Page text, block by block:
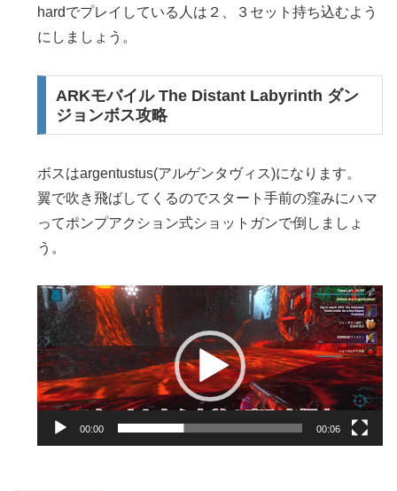
hardでプレイしている人は２、３セット持ち込むよう
にしましょう。
ARKモバイル The Distant Labyrinth ダン
ジョンボス攻略
ボスはargentustus(アルゲンタヴィス)になります。
翼で吹き飛ばしてくるのでスタート手前の窪みにハマ
ってポンプアクション式ショットガンで倒しましょ
う。
動
画
プ
レ
ー
ー
00:00 00:06